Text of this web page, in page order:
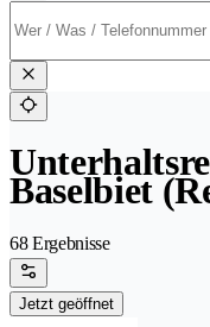
Baselbiet
68 Ergebnisse
Jetzt geöffnet